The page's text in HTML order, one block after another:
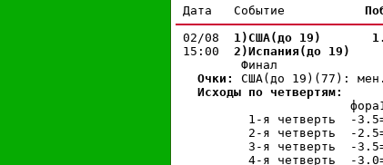
Дата   Событие
02/08 1)США(до 19)
15:00 2)Испания(до 19)
         Финал
Очки: США(до 19)(77):
Исходы по четвертям:
1-я четверть  -
2-я четверть  -
3-я четверть  -
4-я четверть  -